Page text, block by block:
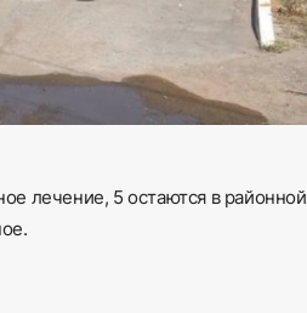
лечение, 5 остаются в районной